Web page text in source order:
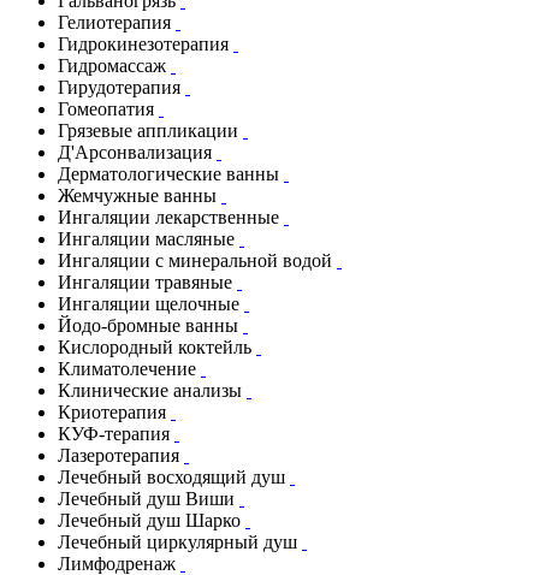
Гелиотерапия
Гидрокинезотерапия
Гидромассаж
Гирудотерапия
Гомеопатия
Грязевые аппликации
Д'Арсонвализация
Дерматологические ванны
Жемчужные ванны
Ингаляции лекарственные
Ингаляции масляные
Ингаляции с минеральной водой
Ингаляции травяные
Ингаляции щелочные
Йодо-бромные ванны
Кислородный коктейль
Климатолечение
Клинические анализы
Криотерапия
КУФ-терапия
Лазеротерапия
Лечебный восходящий душ
Лечебный душ Виши
Лечебный душ Шарко
Лечебный циркулярный душ
Лимфодренаж